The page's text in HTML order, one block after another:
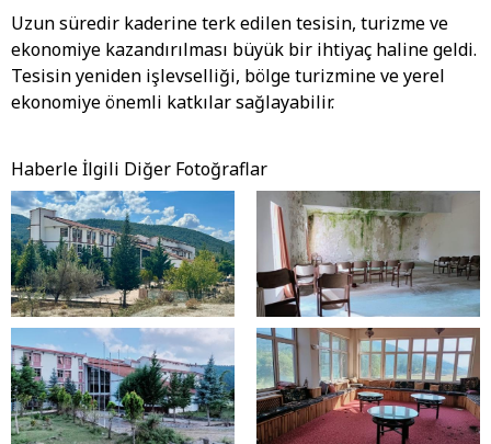
Uzun süredir kaderine terk edilen tesisin, turizme ve
ekonomiye kazandırılması büyük bir ihtiyaç haline geldi.
Tesisin yeniden işlevselliği, bölge turizmine ve yerel
ekonomiye önemli katkılar sağlayabilir.
Haberle İlgili Diğer Fotoğraflar